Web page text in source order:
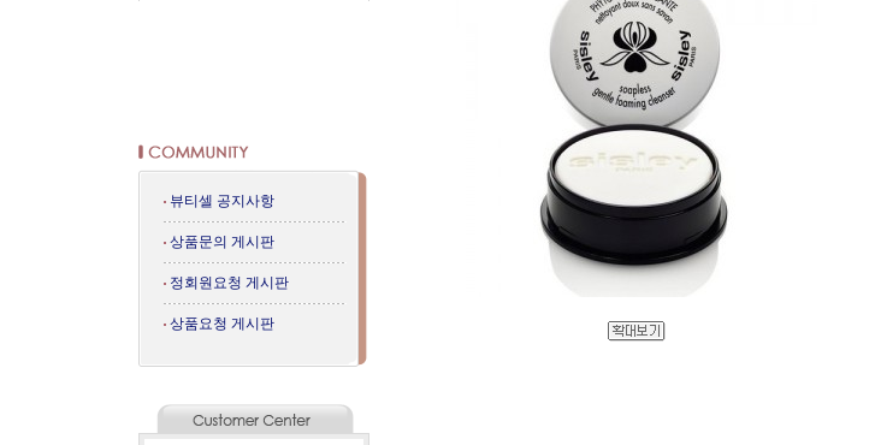
뷰티셀 공지사항
상품문의 게시판
정회원요청 게시판
상품요청 게시판